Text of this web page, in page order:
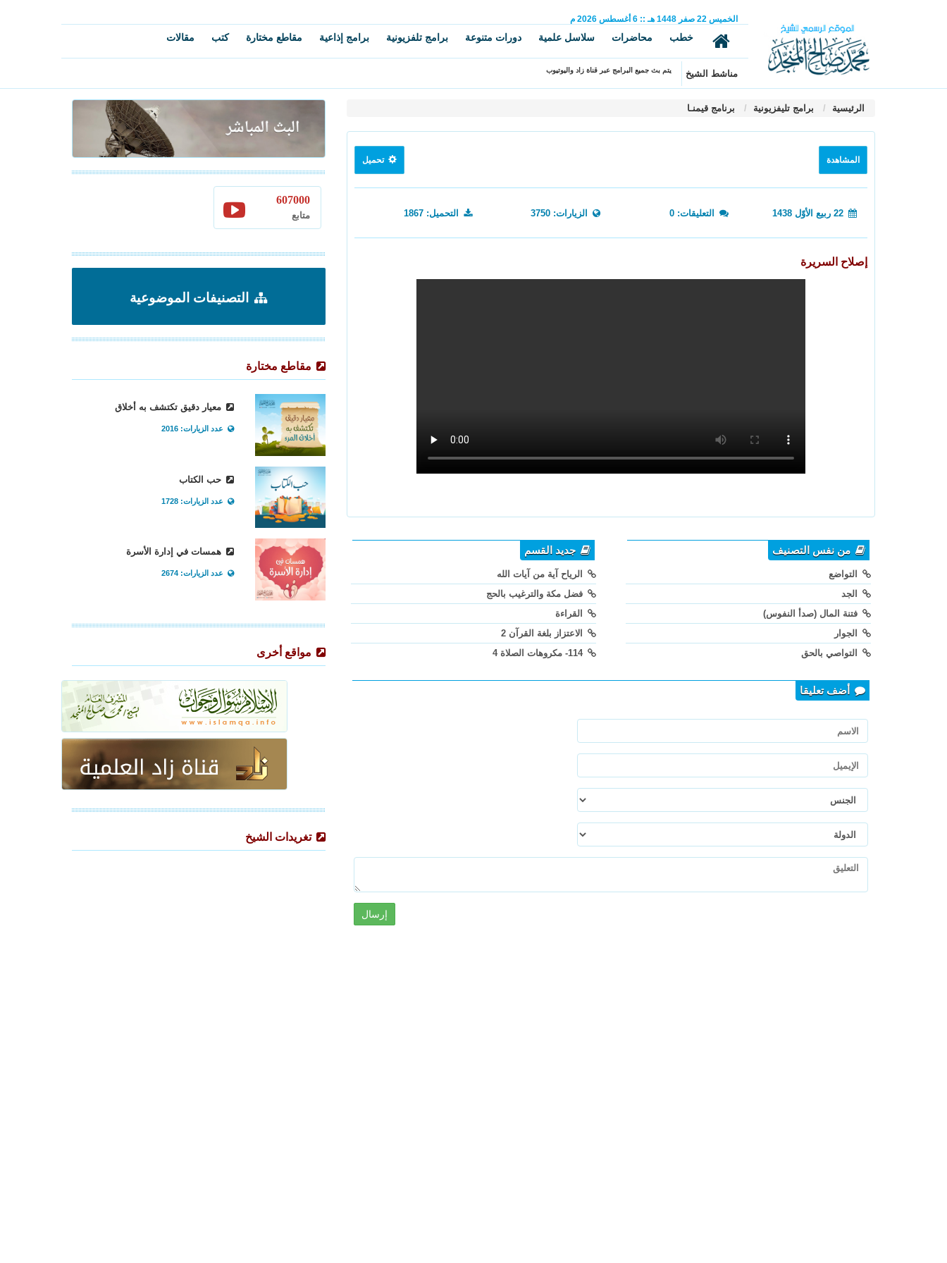
الخميس 22 صفر 1448 هـ ::
6 أغسطس 2026 م
خطب محاضرات سلاسل علمية دورات متنوعة برامج تلفزيونية برامج إذاعية مقاطع مختارة كتب مقالات
مناشط الشيخ يتم بث جميع البرامج عبر قناة زاد واليوتيوب
الرئيسية برامج تليفزيونية برنامج قيمنـا
المشاهدة تحميل
التعليقات: 0 الزيارات: 3750 التحميل: 1867
إصلاح السريرة
من نفس التصنيف
التواضع
الجد
فتنة المال (صدأ النفوس)
الجوار
التواصي بالحق
جديد القسم
الرياح آية من آيات الله
فضل مكة والترغيب بالحج
القراءة
الاعتزاز بلغة القرآن 2
114- مكروهات الصلاة 4
أضف تعليقا
إرسال
607000
متابع
التصنيفات الموضوعية
مقاطع مختارة
معيار دقيق تكتشف به أخلاق
عدد الزيارات: 2016
حب الكتاب
عدد الزيارات: 1728
همسات في إدارة الأسرة
عدد الزيارات: 2674
مواقع أخرى
تغريدات الشيخ